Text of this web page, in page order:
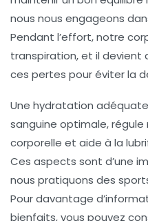
nous nous engageons
Pendant l’effort, notre
transpiration, et il devient
ces pertes pour éviter la
Une hydratation adéquate
sanguine optimale,
corporelle et aide à la
Ces aspects sont d’une
nous pratiquons des
Pour davantage
bienfaits, vous pouvez